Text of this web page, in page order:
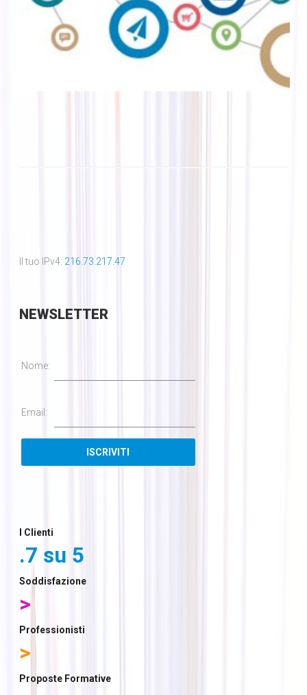
Il tuo IPv4: 216.73.217.47
NEWSLETTER
Nome:
Email:
I Clienti
Soddisfazione
Professionisti
Proposte Formative